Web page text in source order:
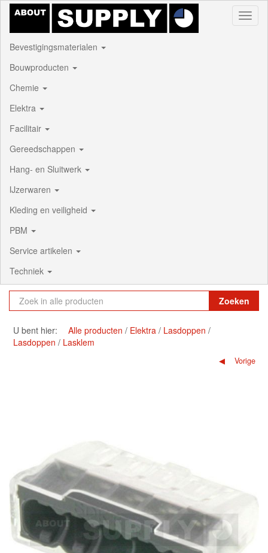
Bevestigingsmaterialen
Bouwproducten
Chemie
Elektra
Facilitair
Gereedschappen
Hang- en Sluitwerk
IJzerwaren
Kleding en veiligheid
PBM
Service artikelen
Techniek
Zoeken
U bent hier: Alle producten Elektra
Lasdoppen
Lasdoppen
Lasklem
Vorige